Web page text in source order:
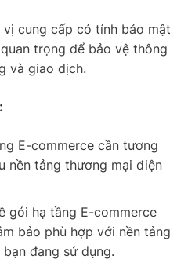
cung cấp có tính bảo mật
trọng để bảo vệ thông
và giao dịch.
E-commerce cần tương
nền tảng thương mại điện
gói hạ tầng E-commerce
bảo phù hợp với nền tảng
đang sử dụng.